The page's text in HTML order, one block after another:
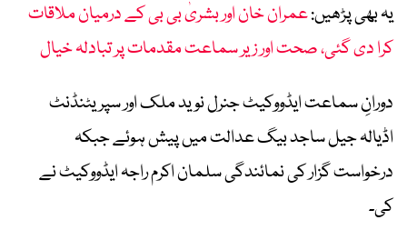
یہ بھی پڑھیں:عمران خان اور بشریٰ بی بی کے درمیان ملاقات
کرا دی گئی، صحت اور زیر سماعت مقدمات پر تبادلہ خیال
دورانِ سماعت ایڈووکیٹ جنرل نوید ملک اور سپریٹنڈنٹ
اڈیالہ جیل ساجد بیگ عدالت میں پیش ہوئے جبکہ
درخواست گزار کی نمائندگی سلمان اکرم راجہ ایڈووکیٹ نے
کی۔